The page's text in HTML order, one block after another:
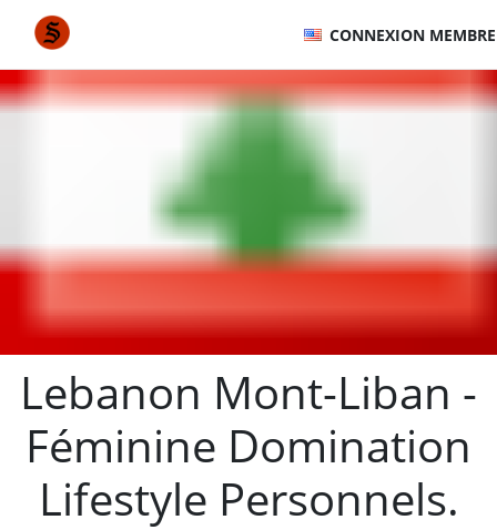
CONNEXION MEMBRE
Lebanon Mont-Liban -
Féminine Domination
Lifestyle Personnels.